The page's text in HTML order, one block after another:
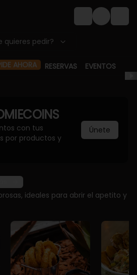
Login
quieres pedir?
AHORA RESERVAS EVENTOS
con tus
por productos y
Únete
ideales para abrir el apetito y